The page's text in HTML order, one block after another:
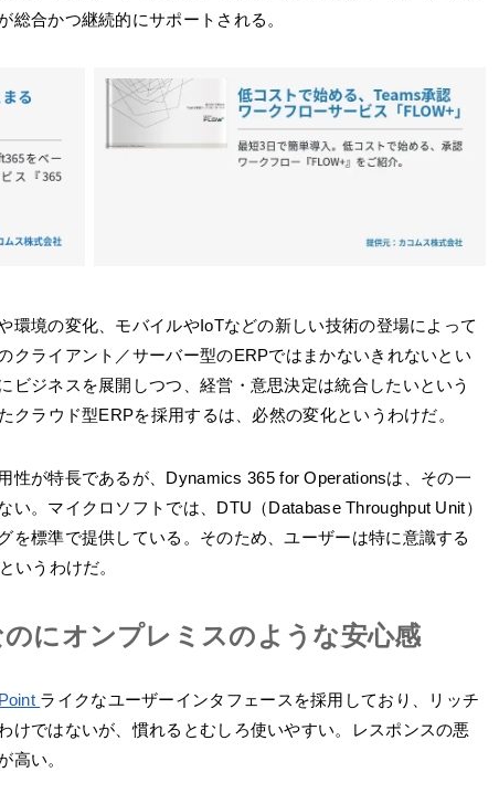
総合かつ継続的にサポートされる。
環境の変化、モバイルやIoTなどの新しい技術の登場によって
クライアント／サーバー型のERPではまかないきれないとい
ビジネスを展開しつつ、経営・意思決定は統合したいという
クラウド型ERPを採用するは、必然の変化というわけだ。
性が特長であるが、Dynamics 365 for Operationsは、その一
。マイクロソフトでは、DTU（Database Throughput Unit）
を標準で提供している。そのため、ユーザーは特に意識する
いうわけだ。
にオンプレミスのような安心感
ライクなユーザーインタフェースを採用しており、リッチ
けではないが、慣れるとむしろ使いやすい。レスポンスの悪
高い。